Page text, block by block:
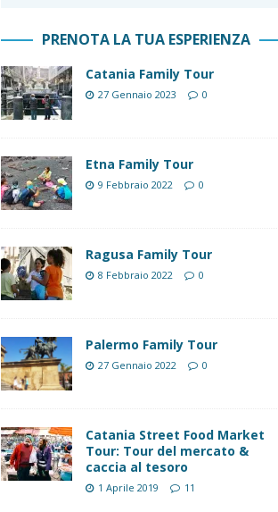
PRENOTA LA TUA ESPERIENZA
Catania Family Tour
27 Gennaio 2023 0
Etna Family Tour
9 Febbraio 2022 0
Ragusa Family Tour
8 Febbraio 2022 0
Palermo Family Tour
27 Gennaio 2022 0
Catania Street Food Market
Tour: Tour del mercato &
caccia al tesoro
1 Aprile 2019 11